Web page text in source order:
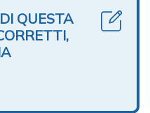
QUESTA